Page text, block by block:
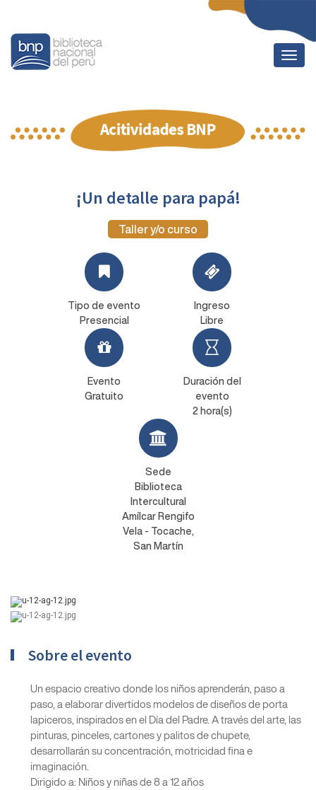
¡Un detalle para papá!
Taller y/o curso
Tipo de evento
Presencial
Ingreso
Libre
Evento
Gratuito
Duración del
evento
2 hora(s)
Sede
Biblioteca
Intercultural
Amílcar Rengifo
Vela - Tocache,
San Martín
Sobre el evento
Un espacio creativo donde los niños aprenderán, paso a
paso, a elaborar divertidos modelos de diseños de porta
lapiceros, inspirados en el Día del Padre. A través del arte, las
pinturas, pinceles, cartones y palitos de chupete,
desarrollarán su concentración, motricidad fina e
imaginación.
Dirigido a: Niños y niñas de 8 a 12 años